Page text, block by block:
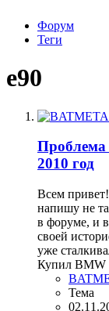
Форум
Теги
e90
Проблема
2010 год
Всем привет!
напишу не
в форуме, и
своей
уже
Купил BMW
Тема